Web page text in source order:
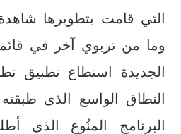
التي قامت بتطويرها
وما من تربوي آخر في
الجديدة استطاع تطبيق
النطاق الواسع الذى
البرنامج المنُوع الذى